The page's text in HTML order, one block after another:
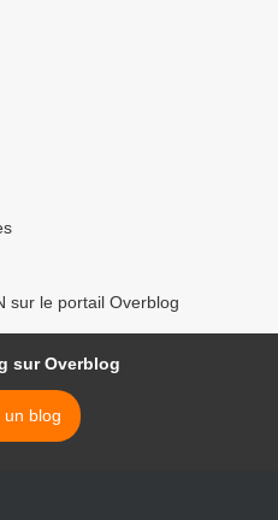
sur le portail Overblog
sur Overblog
un blog